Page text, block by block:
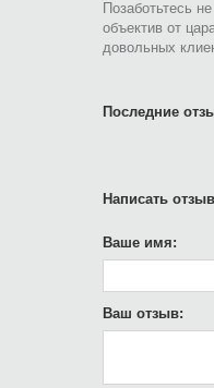
Позаботьтесь
объектив от
довольных
Последние
Написать
Ваше имя:
Ваш отзыв: